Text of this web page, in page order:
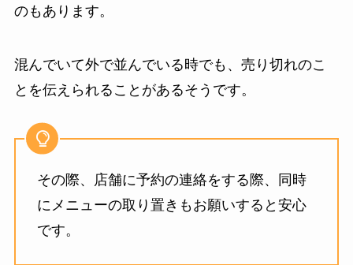
のもあります。
混んでいて外で並んでいる時でも、売り切れのこ
とを伝えられることがあるそうです。
その際、店舗に予約の連絡をする際、同時
にメニューの取り置きもお願いすると安心
です。